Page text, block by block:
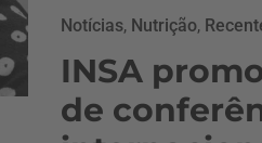
Notícias, Nutrição,
INSA
de